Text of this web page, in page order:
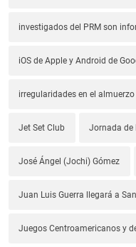
investigados del PRM son
iOS de Apple y Android de
irregularidades en el
Jet Set Club Jornada de
José Ángel (Jochi) Gómez
Juan Luis Guerra llegará a
Juegos Centroamericanos y